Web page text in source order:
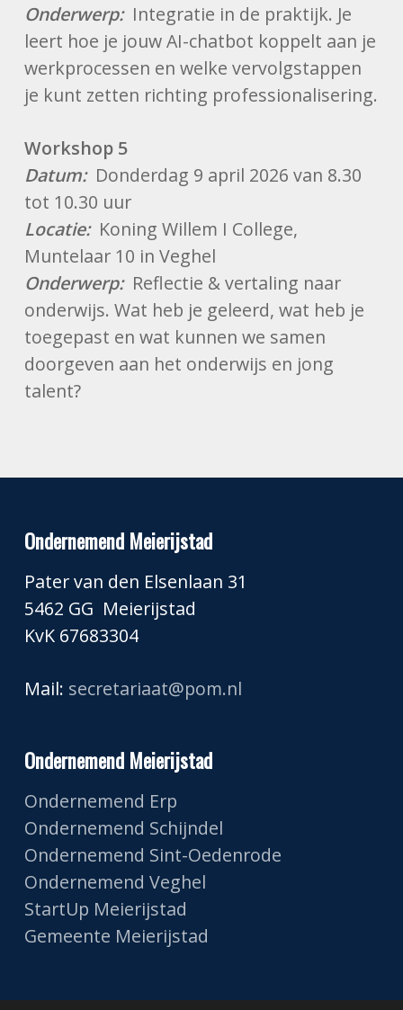
Onderwerp:Integratie in de praktijk. Je
leert hoe je jouw AI-chatbot koppelt aan je
werkprocessen en welke vervolgstappen
je kunt zetten richting professionalisering.
Workshop 5
Datum:Donderdag 9 april 2026 van 8.30
tot 10.30 uur
Locatie:Koning Willem I College,
Muntelaar 10 in Veghel
Onderwerp:Reflectie & vertaling naar
onderwijs. Wat heb je geleerd, wat heb je
toegepast en wat kunnen we samen
doorgeven aan het onderwijs en jong
talent?
Ondernemend Meierijstad
Pater van den Elsenlaan 31
5462 GG Meierijstad
KvK 67683304
Mail: secretariaat@pom.nl
Ondernemend Meierijstad
Ondernemend Erp
Ondernemend Schijndel
Ondernemend Sint-Oedenrode
Ondernemend Veghel
StartUp Meierijstad
Gemeente Meierijstad